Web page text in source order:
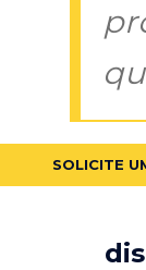
SOLICITE